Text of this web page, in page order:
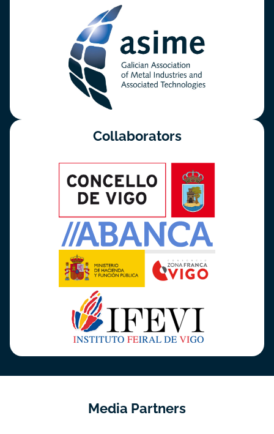
Collaborators
Media Partners